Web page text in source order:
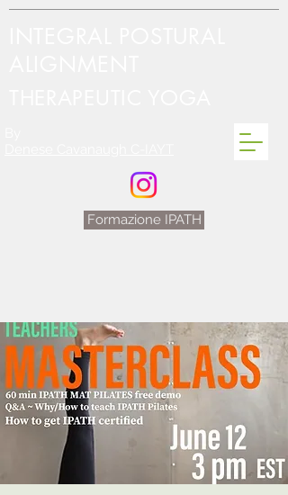
Formazione IPATH